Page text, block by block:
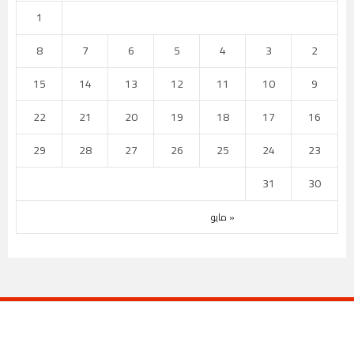
« مايو
1
2
3
4
5
6
7
8
9
10
11
12
13
14
15
16
17
18
19
20
21
22
23
24
25
26
27
28
29
30
31